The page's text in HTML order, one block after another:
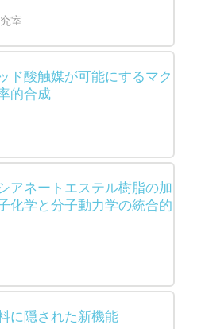
室
ド酸触媒が可能にするマク
的合成
アネートエステル樹脂の加
化学と分子動力学の統合的
に隠された新機能